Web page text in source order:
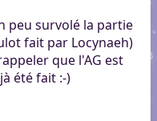
peu survolé la partie
fait par Locynaeh)
que l'AG est
été fait :-)